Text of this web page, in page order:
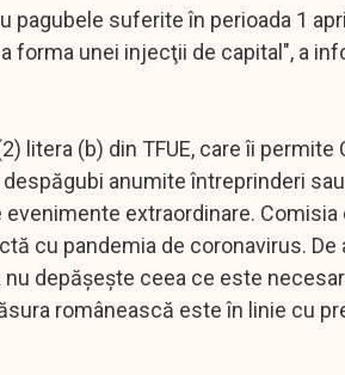
pagubele suferite în perioada 1
forma unei injecţii de capital", a
litera (b) din TFUE, care îi permite
anumite întreprinderi
extraordinare. Comisia
cu pandemia de coronavirus. De
depăşeşte ceea ce este
românească este în linie cu